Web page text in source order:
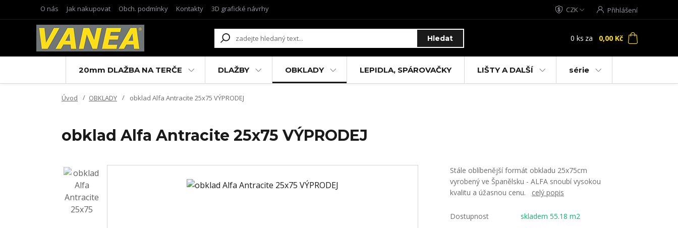
O nás Jak nakupovat Obch. podmínky Kontakty 3D grafické návrhy CZK Přihlášení
Hledat 0 ks za 0,00 Kč
20mm DLAŽBA NA TERČE DLAŽBY OBKLADY LEPIDLA, SPÁROVAČKY LIŠTY A DALŠÍ série
Úvod OBKLADY obklad Alfa Antracite 25x75 VÝPRODEJ
obklad Alfa Antracite 25x75 VÝPRODEJ
Stále oblíbenější formát obkladu 25x75cm
vyrobený ve Španělsku - ALFA snoubí vysokou
kvalitu a úžasnou cenu. celý popis
Dostupnost
skladem 55.18 m2